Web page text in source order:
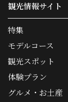
観光情報サイト
特集
モデルコース
観光スポット
体験プラン
グルメ・お土産